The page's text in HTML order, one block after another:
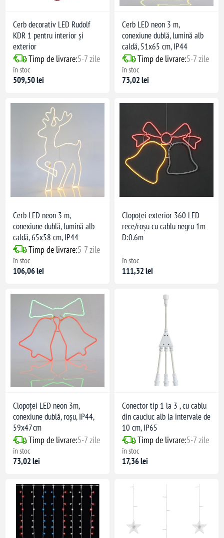
Cerb decorativ LED Rudolf
KDR 1 pentru interior și
exterior
Timp de livrare:5-7 zile
în stoc
509,50 lei
Cerb LED neon 3 m,
conexiune dublă, lumină alb
caldă, 51x65 cm, IP44
Timp de livrare:5-7 zile
în stoc
73,02 lei
Cerb LED neon 3 m,
conexiune dublă, lumină alb
caldă, 65x58 cm, IP44
Timp de livrare:5-7 zile
în stoc
106,06 lei
Clopoței exterior 360 LED
rece/roșu cu cablu negru 1m
D:0.6m
în stoc
111,32 lei
Clopoței LED neon 3m,
conexiune dublă, roșu, IP44,
59x47 cm
Timp de livrare:5-7 zile
în stoc
73,02 lei
Conector tip 1 la 3 , cu cablu
din cauciuc alb la intervale de
10 cm, IP65
Timp de livrare:5-7 zile
în stoc
17,36 lei